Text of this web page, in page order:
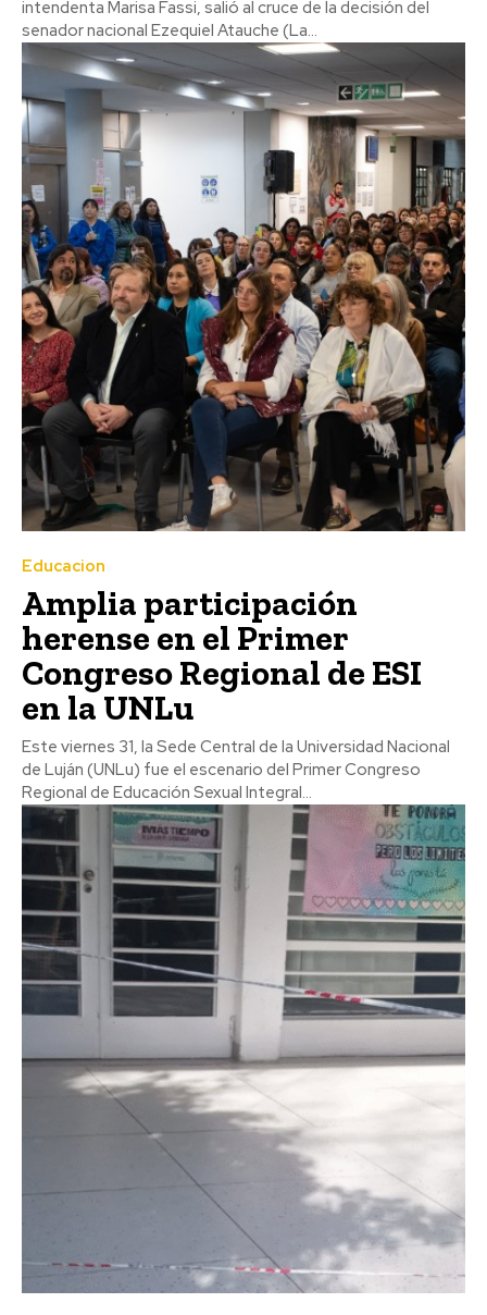
intendenta Marisa Fassi, salió al cruce de la decisión del
senador nacional Ezequiel Atauche (La...
Educacion
Amplia participación
herense en el Primer
Congreso Regional de ESI
en la UNLu
Este viernes 31, la Sede Central de la Universidad Nacional
de Luján (UNLu) fue el escenario del Primer Congreso
Regional de Educación Sexual Integral...